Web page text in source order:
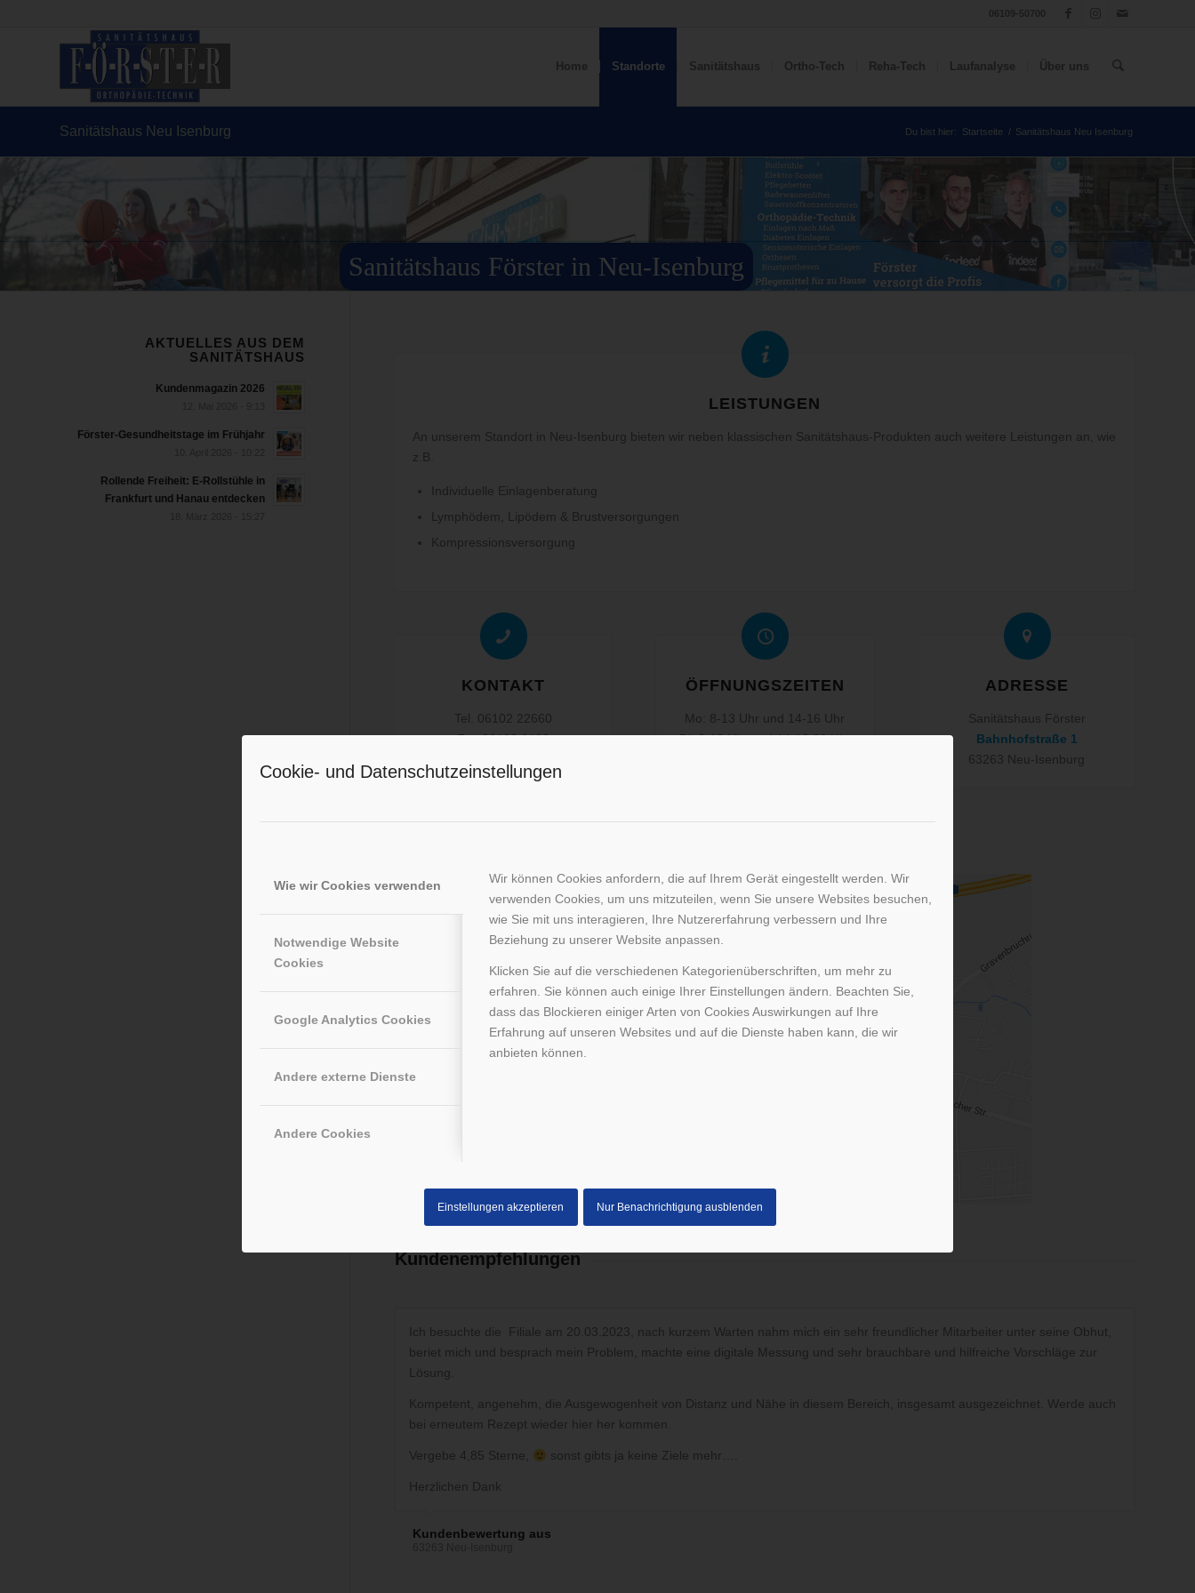
Cookie- und Datenschutzeinstellungen
Wie wir Cookies verwenden
Notwendige Website
Cookies
Google Analytics Cookies
Andere externe Dienste
Andere Cookies
Wir können Cookies anfordern, die auf Ihrem Gerät eingestellt werden. Wir
verwenden Cookies, um uns mitzuteilen, wenn Sie unsere Websites besuchen,
wie Sie mit uns interagieren, Ihre Nutzererfahrung verbessern und Ihre
Beziehung zu unserer Website anpassen.
Klicken Sie auf die verschiedenen Kategorienüberschriften, um mehr zu
erfahren. Sie können auch einige Ihrer Einstellungen ändern. Beachten Sie,
dass das Blockieren einiger Arten von Cookies Auswirkungen auf Ihre
Erfahrung auf unseren Websites und auf die Dienste haben kann, die wir
anbieten können.
Einstellungen akzeptieren Nur Benachrichtigung ausblenden
Home Standorte Sanitätshaus Ortho-Tech Reha-Tech Laufanalyse Über uns
Sanitätshaus Neu Isenburg Du bist hier: Startseite / Sanitätshaus Neu Isenburg
Sanitätshaus Förster in Neu-Isenburg
LEISTUNGEN
An unserem Standort in Neu-Isenburg bieten wir neben klassischen Sanitätshaus-Produkten auch weitere Leistungen an, wie
z.B.
Individuelle Einlagenberatung
Lymphödem, Lipödem & Brustversorgungen
Kompressionsversorgung
KONTAKT
Tel. 06102 22660
Fax 06102 6192
ÖFFNUNGSZEITEN
Mo: 8-13 Uhr und 14-16 Uhr
Di: 8-13 Uhr und 14-18:30 Uhr
ADRESSE
Sanitätshaus Förster
Bahnhofstraße 1
63263 Neu-Isenburg
Kundenempfehlungen
Ich besuchte die Filiale am 20.03.2023, nach kurzem Warten nahm mich ein sehr freundlicher Mitarbeiter unter seine Obhut,
beriet mich und besprach mein Problem, machte eine digitale Messung und sehr brauchbare und hilfreiche Vorschläge zur
Lösung.
Kompetent, angenehm, die Ausgewogenheit von Distanz und Nähe in diesem Bereich, insgesamt ausgezeichnet. Werde auch
bei erneutem Rezept wieder hier her kommen.
Vergebe 4,85 Sterne, sonst gibts ja keine Ziele mehr….
Herzlichen Dank
Kundenbewertung aus
AKTUELLES AUS DEM
SANITÄTSHAUS
Kundenmagazin 2026
Förster-Gesundheitstage im Frühjahr
Rollende Freiheit: E-Rollstühle in
Frankfurt und Hanau entdecken